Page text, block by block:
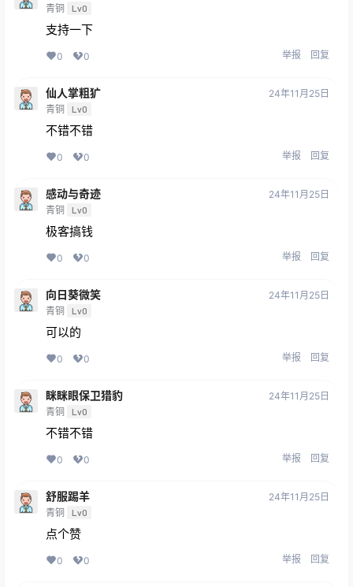
青铜 Lv0
支持一下
0 0 举报 回复
仙人掌粗犷
青铜 Lv0
24年11月25日
不错不错
0 0 举报 回复
感动与奇迹
青铜 Lv0
24年11月25日
极客搞钱
0 0 举报 回复
向日葵微笑
青铜 Lv0
24年11月25日
可以的
0 0 举报 回复
眯眯眼保卫猎豹
青铜 Lv0
24年11月25日
不错不错
0 0 举报 回复
舒服踢羊
青铜 Lv0
24年11月25日
点个赞
0 0 举报 回复